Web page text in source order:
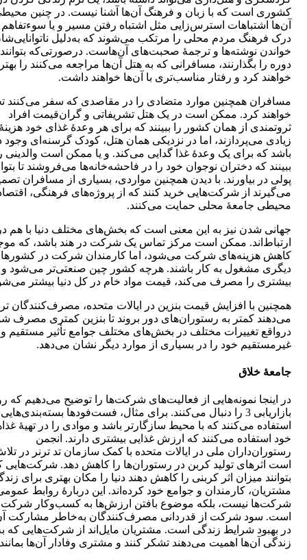
کشوری است که با زبان و فرهنگ آن‌ها آشنا نیست. در چنین
آن‌ها اشتباهات استرس‌زایی مثل اشتباه رفتن مسیر و یا
درک فرهنگ مردم محلی را مرتکب می‌شوند که به‌دلیل
خواندن نوشته‌ها و ترجمۀ صحبت‌های آن‌هاست. درصورتی‌که بتوانند
دوره را بگذارنند، مسافرانی که به هتل آن‌ها مراجعه می‌کنند را
خواهند کرد و رفتار مناسب‌تری با آن‌ها خواهند داشت.
مسافران همچنین موارد متضادی را در مقاصدی که سفر می‌کنند
خواهند کرد. ممکن است در یک هتل تشریفاتی و گران‌قیمت افراد
ثروتمندی از همان کشور را ببینند که برای هر وعدۀ غذای خود
زیادی می‌پردازند، اما در نزدیکی همان هتل، کودک گرسنه‌ای وجود
باشد که برای یک وعدۀ غذا گدایی می‌کند. و یا ممکن است والدینی
ببینند که دختران نوجوان خود را در فاحشه‌خانه‌ها می‌فروشند تا
پولی در بیاورند. با دیدن همچنین مواردی، بسیاری از مسافران
می‌گیرند از شرکت‌هایی خرید کنند که از پروژه‌های فرهنگی،
محیطی جامعۀ محلی حمایت می‌کنند.
جهانی شدن نیز به این معنی است که بخش‌های مختلف دنیا با هم
ارتباط‌اند. ممکن است مرکز تماس یک شرکت در هند باشد، که
کاهش هزینه‌های شرکت می‌شود، اما کارمندان شرکت در
دیگری مشغول به کار باشند. هرچه کشور چین صنعتی‌تر می‌شود و
بیشتری را مصرف می‌کند، قیمت مواد خام در کل دنیا بیشتر
همچنین با افزایش قیمت بنزین در ایالات متحده، مصرف‌کنندگان
می‌دهند کمتر به رستوران‌های دور بروند تا بنزین کمتری مصرف
درواقع تغییرات مختلف در بخش‌های مختلف جوامع تأثیر مستقیم و
غیرمستقیم خود را در بسیاری از موارد دیگر نشان می‌دهد.
جامعۀ خلاق
در اینجا نمونه‌هایی از فعالیت‌های شرکت‌ها را توضیح می‌دهیم که
بازاریابی 3 را دنبال می‌کنند. برای مثال، فست‌فودها
استفاده می‌کنند که با محیط سازگارتر باشد و موادی را در تهیۀ
خود استفاده می‌کنند که ارزش غذایی بیشتری دارند. انجمن
رستوران‌داران ملی در ایالات متحده با کمک سازمان تد ترنر در
است اثرهای تولید کربن در رستوران‌ها را کاهش دهد. شرکت‌هایی
بتوانند میزان اثر کربنی را کاهش دهند دنیا را مکان بهتری برای
مشتریان، کارمندان و جوامع خود کرده‌اند. این دربارۀ روابط
شرکت‌ها نیست، بلکه موضوع بافتن ارزش‌ها به کسب‌وکار شرکت
است. سود شرکت از قدردانی مصرف‌کنندگان به‌خاطر مشارکت
در بهبود شرایط زندگی است. مشتریان مایل‌اند از شرکت‌هایی که
زندگی آن‌ها اهمیت می‌دهند تشکر کنند و مشتری وفادار آن‌ها